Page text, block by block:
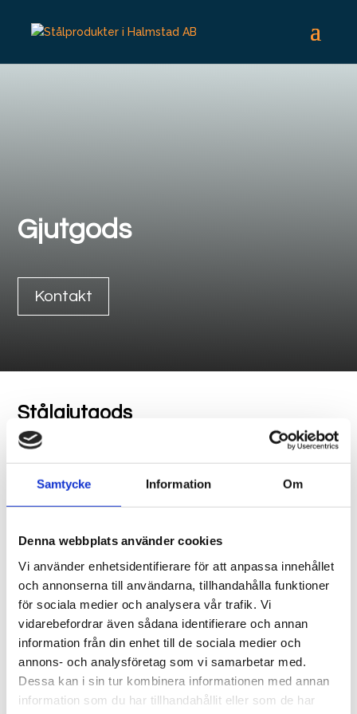
Samtycke Information Om
Denna webbplats använder cookies
Vi använder enhetsidentifierare för att anpassa innehållet
och annonserna till användarna, tillhandahålla funktioner
för sociala medier och analysera vår trafik. Vi
vidarebefordrar även sådana identifierare och annan
information från din enhet till de sociala medier och
annons- och analysföretag som vi samarbetar med.
Dessa kan i sin tur kombinera informationen med annan
information som du har tillhandahållit eller som de har
Gjutgods
Kontakt
Stålgjutgods
Gjutning är i de flesta fall en mer ekonomisk lösning än en
Stålprodukter i Halmstad AB har mer än 15 års erfarenhet av
bronsgjutgods till konkurrenskraftiga priser från 0,1 kg till
30 ton inklusive bearbetning och ytbehandling om så önskas.
Läs mer om bearbetning och ytbehandling i produktgruppen
Bearbetat.
Vår styrka ligger i vårt långa och breda samarbete med
leverantörer i Europa och Asien.​